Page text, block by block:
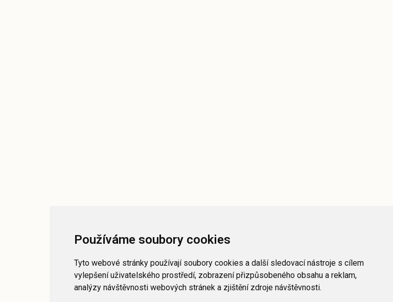
Používáme soubory cookies
Tyto webové stránky používají soubory cookies a další sledovací nástroje s cílem
vylepšení uživatelského prostředí, zobrazení přizpůsobeného obsahu a reklam,
analýzy návštěvnosti webových stránek a zjištění zdroje návštěvnosti.